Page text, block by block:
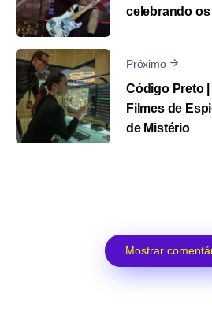
celebrando os
Próximo
Código Preto |
Filmes de
de Mistério
Mostrar